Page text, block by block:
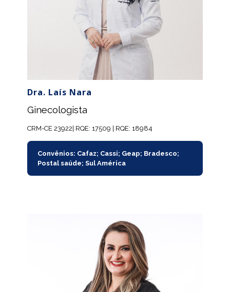
Dra. Laís Nara
Ginecologista
CRM-CE 23922| RQE: 17509 | RQE: 18984
Convênios: Cafaz; Cassi; Geap; Bradesco;
Postal saúde; Sul América